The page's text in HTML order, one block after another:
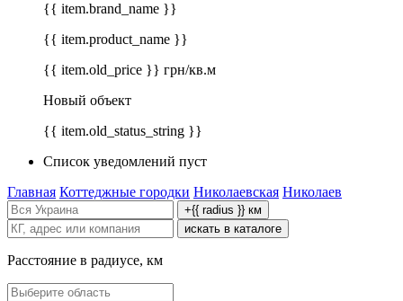
{{ item.brand_name }}
{{ item.product_name }}
{{ item.old_price }} грн/кв.м
Новый объект
{{ item.old_status_string }}
Список уведомлений пуст
Главная Коттеджные городки Николаевская Николаев
+{{ radius }} км
искать в каталоге
Расстояние в радиусе, км